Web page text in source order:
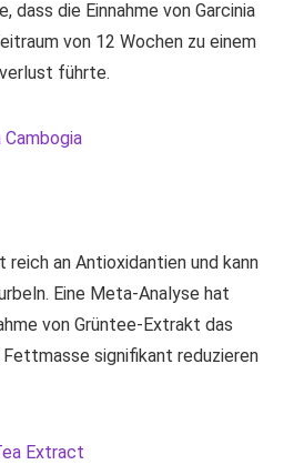
dass die Einnahme von Garcinia
von 12 Wochen zu einem
führte.
Cambogia
an Antioxidantien und kann
Eine Meta-Analyse hat
von Grüntee-Extrakt das
signifikant reduzieren
Extract